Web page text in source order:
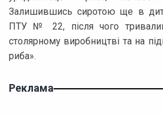
Залишившись сиротою ще в
ПТУ № 22, після чого
столярному виробництві та на
риба».
Реклама